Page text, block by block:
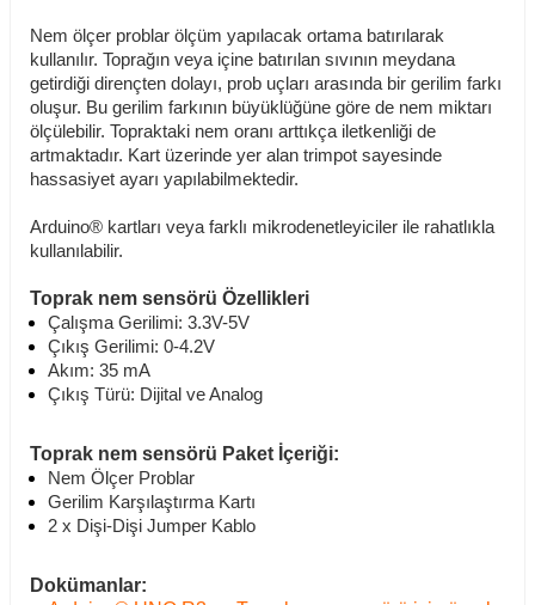
Nem ölçer problar ölçüm yapılacak ortama batırılarak
kullanılır. Toprağın veya içine batırılan sıvının meydana
getirdiği dirençten dolayı, prob uçları arasında bir gerilim farkı
oluşur. Bu gerilim farkının büyüklüğüne göre de nem miktarı
ölçülebilir. Topraktaki nem oranı arttıkça iletkenliği de
artmaktadır. Kart üzerinde yer alan trimpot sayesinde
hassasiyet ayarı yapılabilmektedir.
Arduino® kartları veya farklı mikrodenetleyiciler ile rahatlıkla
kullanılabilir.
Toprak nem sensörü Özellikleri
Çalışma Gerilimi: 3.3V-5V
Çıkış Gerilimi: 0-4.2V
Akım: 35 mA
Çıkış Türü: Dijital ve Analog
Toprak nem sensörü Paket İçeriği:
Nem Ölçer Problar
Gerilim Karşılaştırma Kartı
2 x Dişi-Dişi Jumper Kablo
Dokümanlar: